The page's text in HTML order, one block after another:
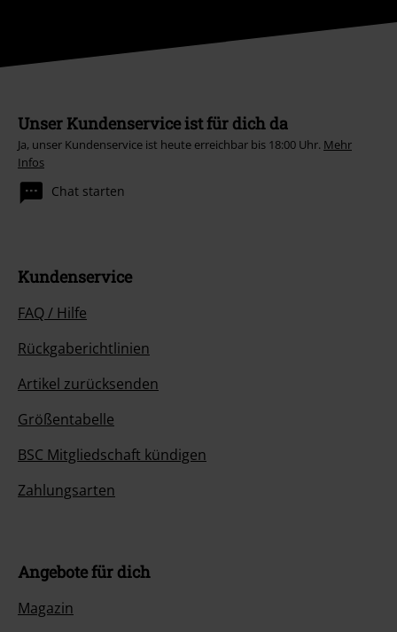
Unser Kundenservice ist für dich da
Ja, unser Kundenservice ist heute erreichbar bis 18:00 Uhr. Mehr
Infos
Chat starten
Kundenservice
FAQ / Hilfe
Rückgaberichtlinien
Artikel zurücksenden
Größentabelle
BSC Mitgliedschaft kündigen
Zahlungsarten
Angebote für dich
Magazin